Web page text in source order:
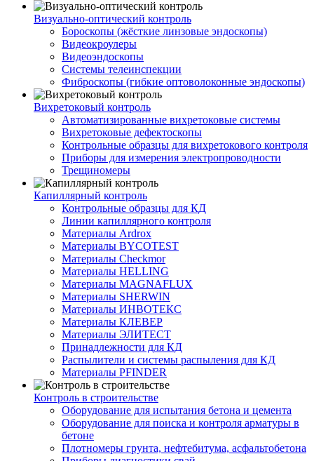
Визуально-оптический контроль
Бороскопы (жёсткие линзовые эндоскопы)
Видеокроулеры
Видеоэндоскопы
Системы телеинспекции
Фиброскопы (гибкие оптоволоконные эндоскопы)
Вихретоковый контроль
Автоматизированные вихретоковые системы
Вихретоковые дефектоскопы
Контрольные образцы для вихретокового контроля
Приборы для измерения электропроводности
Трещиномеры
Капиллярный контроль
Контрольные образцы для КД
Линии капиллярного контроля
Материалы Ardrox
Материалы BYCOTEST
Материалы Checkmor
Материалы HELLING
Материалы MAGNAFLUX
Материалы SHERWIN
Материалы ИНВОТЕКС
Материалы КЛЕВЕР
Материалы ЭЛИТЕСТ
Принадлежности для КД
Распылители и системы распыления для КД
Материалы PFINDER
Контроль в строительстве
Оборудование для испытания бетона и цемента
Оборудование для поиска и контроля арматуры в
бетоне
Плотномеры грунта, нефтебитума, асфальтобетона